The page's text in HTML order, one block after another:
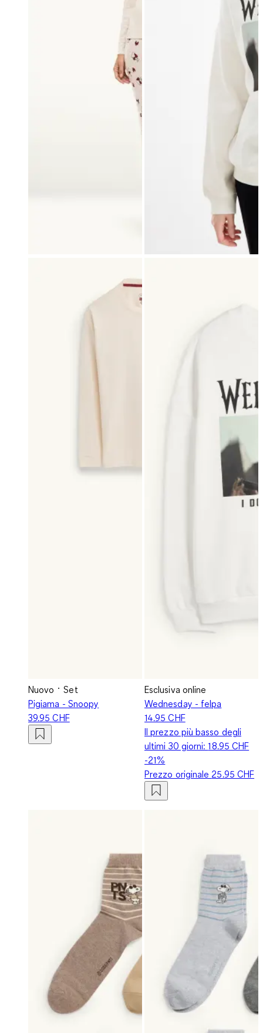
Nuovo
Set
Pigiama - Snoopy
39.95 CHF
Esclusiva online
Wednesday - felpa
14.95 CHF
Il prezzo più basso degli
ultimi 30 giorni:18.95 CHF
-21%
Prezzo originale 25.95 CHF